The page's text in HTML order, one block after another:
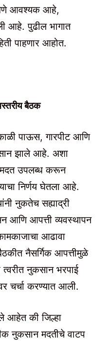
घेणे आवश्यक आहे,
आहे. पुढील भागात
पाहणार आहोत.
बैठक
पाऊस, गारपीट आणि
झाले आहे. अशा
मदत उपलब्ध करून
निर्णय घेतला आहे.
नुकतेच सह्याद्री
आणि आपत्ती व्यवस्थापन
आढावा
नैसर्गिक आपत्तीमुळे
नुकसान भरपाई
चर्चा करण्यात आली.
आहेत की जिल्हा
नुकसान मदतीचे वाटप